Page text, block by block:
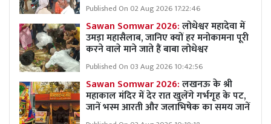
Published On 02 Aug 2026 17:22:46
Sawan Somwar 2026:लोधेश्वर महादेवा में
उमड़ा महासैलाब, जानिए क्यों हर मनोकामना पूरी
करने वाले माने जाते हैं बाबा लोधेश्वर
Published On 03 Aug 2026 10:42:56
Sawan Somwar 2026:लखनऊ के श्री
महाकाल मंदिर में देर रात खुलेंगे गर्भगृह के पट,
जानें भस्म आरती और जलाभिषेक का समय जानें